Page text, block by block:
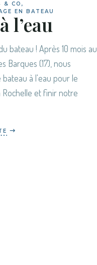
& CO ,
EN BATEAU
l’eau
bateau ! Après 10 mois au
Barques (17), nous
à l'eau pour le
Rochelle et finir notre